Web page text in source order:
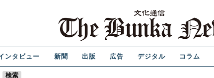
ンタビュー 新聞 出版 広告 デジタル コラム